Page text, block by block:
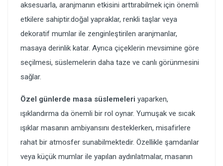
aksesuarla, aranjmanın etkisini arttırabilmek için önemli
etkilere sahiptir.doğal yapraklar, renkli taşlar veya
dekoratif mumlar ile zenginleştirilen aranjmanlar,
masaya derinlik katar. Ayrıca çiçeklerin mevsimine göre
seçilmesi, süslemelerin daha taze ve canlı görünmesini
sağlar.
Özel günlerde masa süslemeleri yaparken,
ışıklandırma da önemli bir rol oynar. Yumuşak ve sıcak
ışıklar masanın ambiyansını desteklerken, misafirlere
rahat bir atmosfer sunabilmektedir. Özellikle şamdanlar
veya küçük mumlar ile yapılan aydınlatmalar, masanın